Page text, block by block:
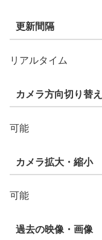
更新間隔
リアルタイム
カメラ方向切り替え
可能
カメラ拡大・縮小
可能
過去の映像・画像